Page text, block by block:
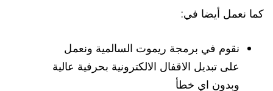
كما نعمل أيضا في:
نقوم في برمجة ريموت السالمية ونعمل
على تبديل الاقفال الالكترونية بحرفية عالية
وبدون اي خطأ